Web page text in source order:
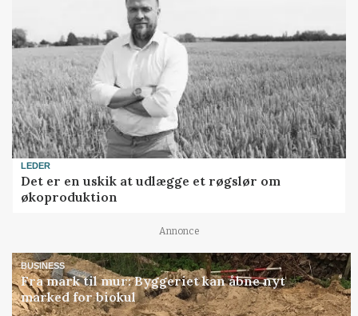
LEDER
Det er en uskik at udlægge et røgslør om
økoproduktion
Annonce
BUSINESS
Fra mark til mur: Byggeriet kan åbne nyt
marked for biokul